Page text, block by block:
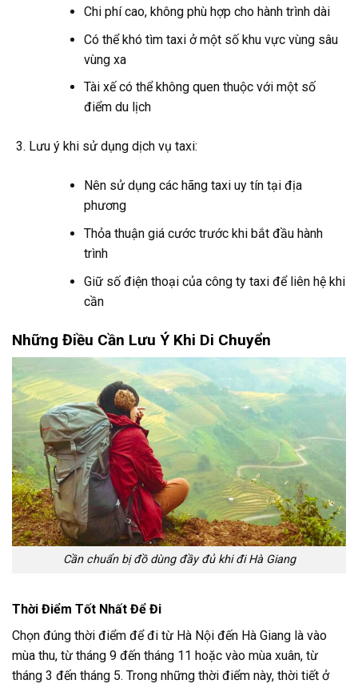
Chi phí cao, không phù hợp cho hành trình dài
Có thể khó tìm taxi ở một số khu vực vùng sâu
vùng xa
Tài xế có thể không quen thuộc với một số
điểm du lịch
Lưu ý khi sử dụng dịch vụ taxi:
Nên sử dụng các hãng taxi uy tín tại địa
phương
Thỏa thuận giá cước trước khi bắt đầu hành
trình
Giữ số điện thoại của công ty taxi để liên hệ khi
cần
Những Điều Cần Lưu Ý Khi Di Chuyển
Cần chuẩn bị đồ dùng đầy đủ khi đi Hà Giang
Thời Điểm Tốt Nhất Để Đi
Chọn đúng thời điểm để đi từ Hà Nội đến Hà Giang là vào
mùa thu, từ tháng 9 đến tháng 11 hoặc vào mùa xuân, từ
tháng 3 đến tháng 5. Trong những thời điểm này, thời tiết ở